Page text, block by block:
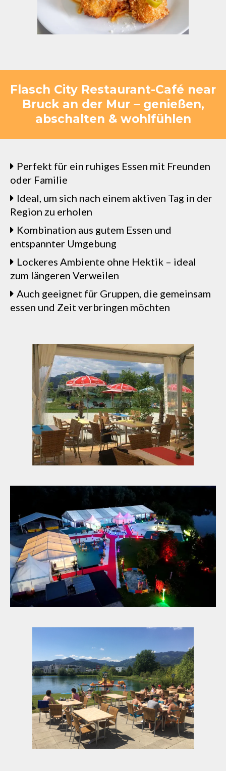
Flasch City Restaurant-Café near
Bruck an der Mur – genießen,
abschalten & wohlfühlen
Perfekt für ein ruhiges Essen mit Freunden
oder Familie
Ideal, um sich nach einem aktiven Tag in der
Region zu erholen
Kombination aus gutem Essen und
entspannter Umgebung
Lockeres Ambiente ohne Hektik – ideal
zum längeren Verweilen
Auch geeignet für Gruppen, die gemeinsam
essen und Zeit verbringen möchten